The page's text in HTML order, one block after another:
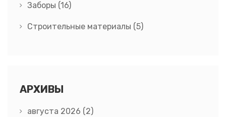
Заборы (16)
Строительные материалы (5)
АРХИВЫ
августа 2026 (2)